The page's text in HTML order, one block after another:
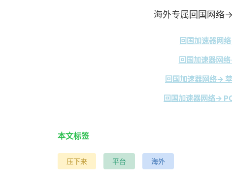
海外专属回国网络
回国加速器网
回国加速器网
回国加速器网络→
回国加速器网络→
本文标签
压下来 平台 海外